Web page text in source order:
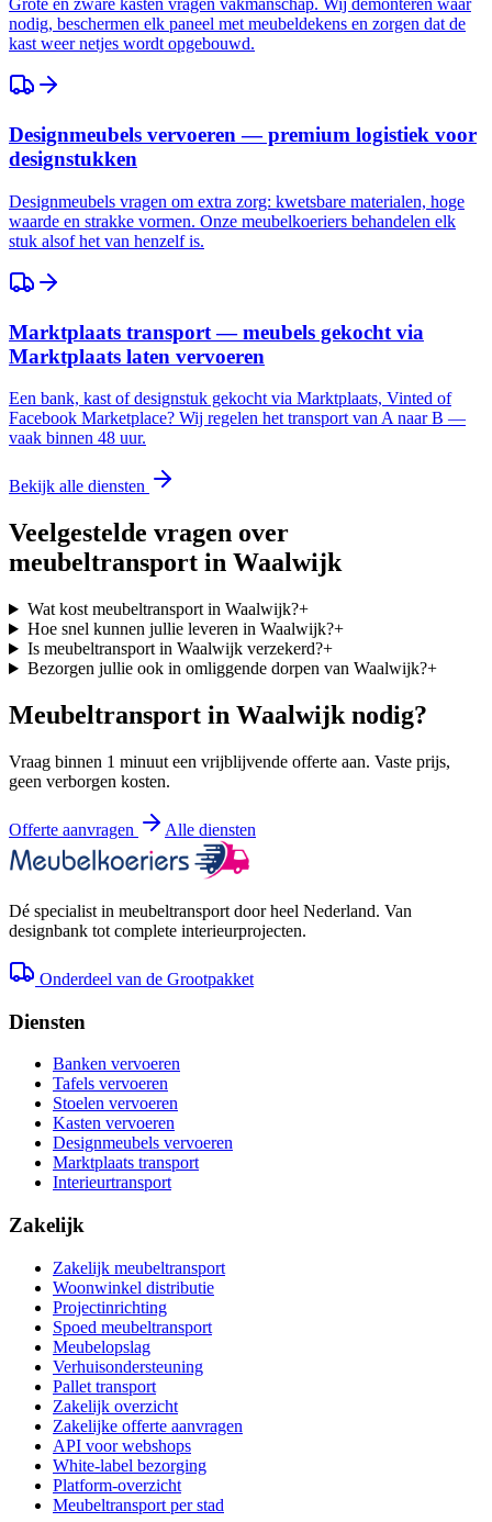
Grote en zware kasten vragen vakmanschap. Wij demonteren waar
nodig, beschermen elk paneel met meubeldekens en zorgen dat de
kast weer netjes wordt opgebouwd.
Designmeubels vervoeren — premium logistiek voor
designstukken
Designmeubels vragen om extra zorg: kwetsbare materialen, hoge
waarde en strakke vormen. Onze meubelkoeriers behandelen elk
stuk alsof het van henzelf is.
Marktplaats transport — meubels gekocht via
Marktplaats laten vervoeren
Een bank, kast of designstuk gekocht via Marktplaats, Vinted of
Facebook Marketplace? Wij regelen het transport van A naar B —
vaak binnen 48 uur.
Bekijk alle diensten
Veelgestelde vragen over
meubeltransport in Waalwijk
Wat kost meubeltransport in Waalwijk?+
Hoe snel kunnen jullie leveren in Waalwijk?+
Is meubeltransport in Waalwijk verzekerd?+
Bezorgen jullie ook in omliggende dorpen van Waalwijk?+
Meubeltransport in Waalwijk nodig?
Vraag binnen 1 minuut een vrijblijvende offerte aan. Vaste prijs,
geen verborgen kosten.
Offerte aanvragen Alle diensten
Dé specialist in meubeltransport door heel Nederland. Van
designbank tot complete interieurprojecten.
Onderdeel van de Grootpakket
Diensten
Banken vervoeren
Tafels vervoeren
Stoelen vervoeren
Kasten vervoeren
Designmeubels vervoeren
Marktplaats transport
Interieurtransport
Zakelijk
Zakelijk meubeltransport
Woonwinkel distributie
Projectinrichting
Spoed meubeltransport
Meubelopslag
Verhuisondersteuning
Pallet transport
Zakelijk overzicht
Zakelijke offerte aanvragen
API voor webshops
White-label bezorging
Platform-overzicht
Meubeltransport per stad